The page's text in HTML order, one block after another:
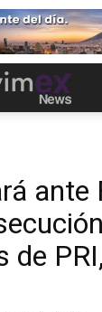
ante
de